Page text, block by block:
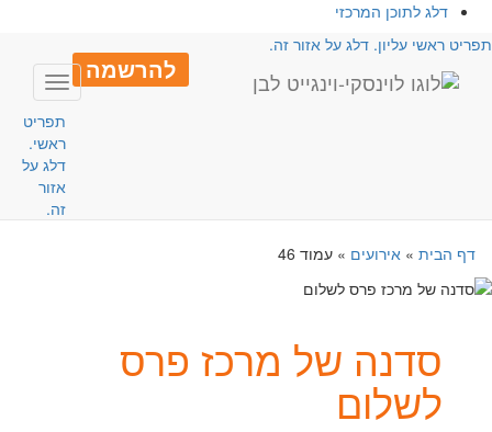
דלג לתוכן המרכזי
ראשי עליון. דלג על אזור זה.
להרשמה
Toggle
תפריט
ראשי.
דלג על
אזור
זה.
דף הבית» אירועים» עמוד 46
סדנה של מרכז פרס
לשלום